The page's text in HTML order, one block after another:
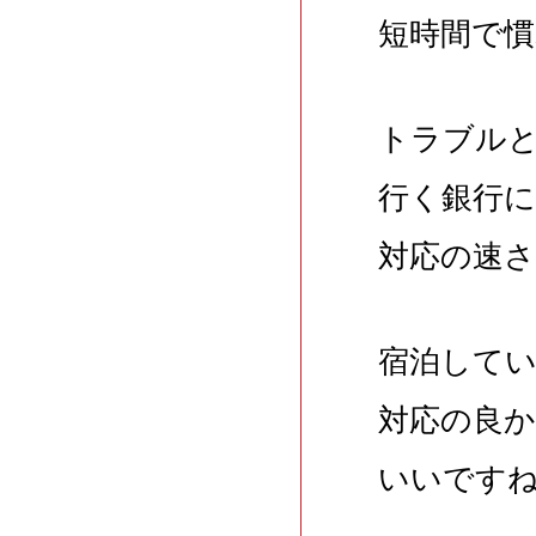
短時間で
トラブル
行く銀行
対応の速
宿泊して
対応の良
いいです